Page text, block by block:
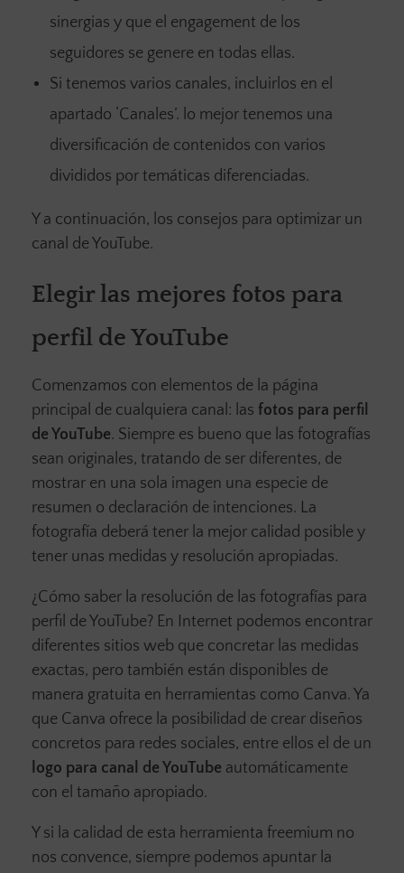
sinergias y que el engagement de los
seguidores se genere en todas ellas.
Si tenemos varios canales, incluirlos en el
apartado ‘Canales’. lo mejor tenemos una
diversificación de contenidos con varios
divididos por temáticas diferenciadas.
Y a continuación, los consejos para optimizar un
canal de YouTube.
Elegir las mejores fotos para
perfil de YouTube
Comenzamos con elementos de la página
principal de cualquiera canal: las fotos para perfil
de YouTube. Siempre es bueno que las fotografías
sean originales, tratando de ser diferentes, de
mostrar en una sola imagen una especie de
resumen o declaración de intenciones. La
fotografía deberá tener la mejor calidad posible y
tener unas medidas y resolución apropiadas.
¿Cómo saber la resolución de las fotografías para
perfil de YouTube? En Internet podemos encontrar
diferentes sitios web que concretar las medidas
exactas, pero también están disponibles de
manera gratuita en herramientas como Canva. Ya
que Canva ofrece la posibilidad de crear diseños
concretos para redes sociales, entre ellos el de un
logo para canal de YouTube automáticamente
con el tamaño apropiado.
Y si la calidad de esta herramienta freemium no
nos convence, siempre podemos apuntar la